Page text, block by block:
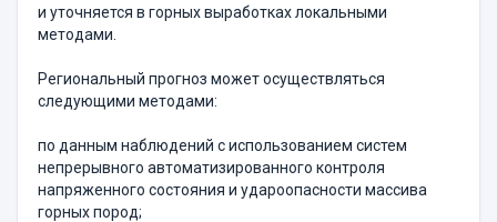
и уточняется в горных выработках локальными
методами.
Региональный прогноз может осуществляться
следующими методами:
по данным наблюдений с использованием систем
непрерывного автоматизированного контроля
напряженного состояния и удароопасности массива
горных пород;